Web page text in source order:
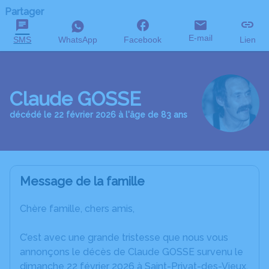
Partager
SMS WhatsApp Facebook E-mail Lien
Claude GOSSE
décédé le 22 février 2026 à l'âge de 83 ans
Message de la famille
Chère famille, chers amis,
C’est avec une grande tristesse que nous vous
annonçons le décès de Claude GOSSE survenu le
dimanche 22 février 2026 à Saint-Privat-des-Vieux.